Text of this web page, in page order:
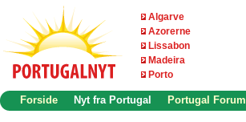
Algarve
Azorerne
Lissabon
Madeira
Porto
Forside Nyt fra Portugal Portugal Forum